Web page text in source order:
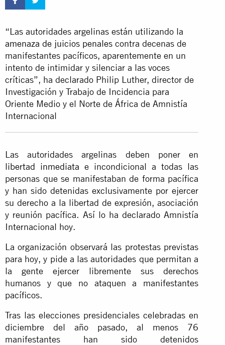
“Las autoridades argelinas están utilizando la
amenaza de juicios penales contra decenas de
manifestantes pacíficos, aparentemente en un
intento de intimidar y silenciar a las voces
críticas”, ha declarado Philip Luther, director de
Investigación y Trabajo de Incidencia para
Oriente Medio y el Norte de África de Amnistía
Internacional
Las autoridades argelinas deben poner en
libertad inmediata e incondicional a todas las
personas que se manifestaban de forma pacífica
y han sido detenidas exclusivamente por ejercer
su derecho a la libertad de expresión, asociación
y reunión pacífica. Así lo ha declarado Amnistía
Internacional hoy.
La organización observará las protestas previstas
para hoy, y pide a las autoridades que permitan a
la gente ejercer libremente sus derechos
humanos y que no ataquen a manifestantes
pacíficos.
Tras las elecciones presidenciales celebradas en
diciembre del año pasado, al menos 76
manifestantes han sido detenidos